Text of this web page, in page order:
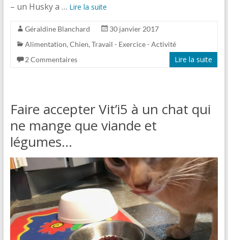
– un Husky a … Lire la suite
Géraldine Blanchard
30 janvier 2017
Alimentation, Chien, Travail - Exercice - Activité
2 Commentaires
Lire la suite
Faire accepter Vit’i5 à un chat qui
ne mange que viande et
légumes…